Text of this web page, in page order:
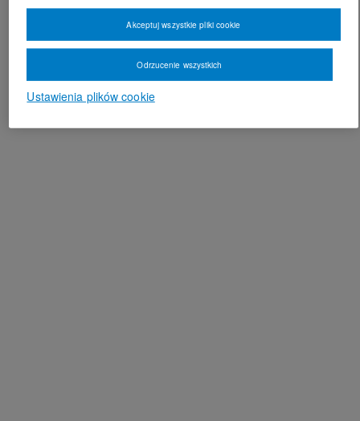
Ustawienia plików cookie
Odrzucenie wszystkich
Akceptuj wszystkie pliki cookie